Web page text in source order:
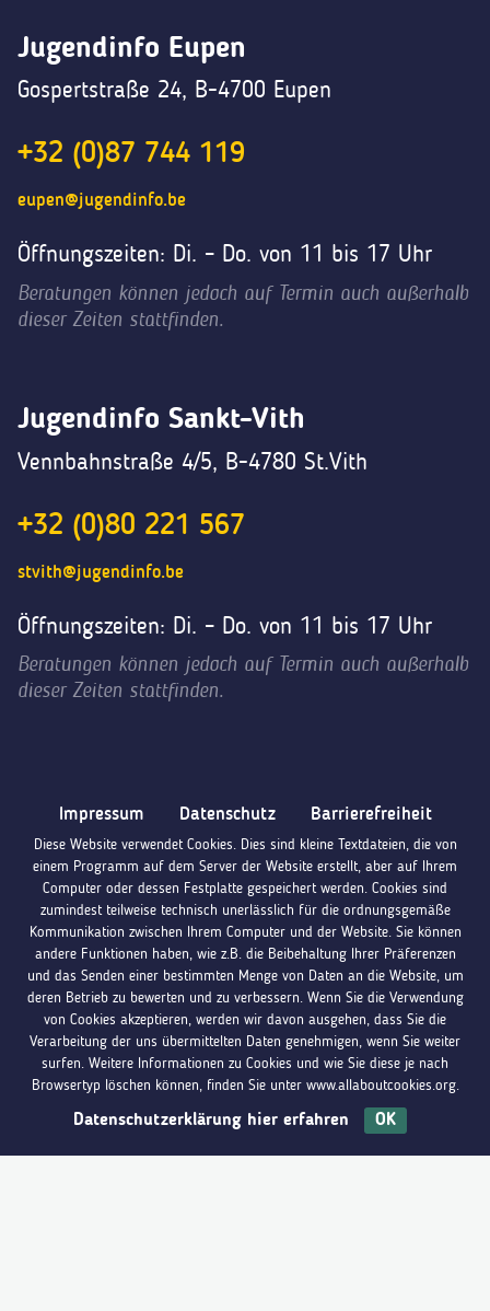
Jugendinfo Eupen
Gospertstraße 24, B-4700 Eupen
+32 (0)87 744 119
eupen@jugendinfo.be
Öffnungszeiten: Di. – Do. von 11 bis 17 Uhr
Beratungen können jedoch auf Termin auch außerhalb
dieser Zeiten stattfinden.
Jugendinfo Sankt-Vith
Vennbahnstraße 4/5, B-4780 St.Vith
+32 (0)80 221 567
stvith@jugendinfo.be
Öffnungszeiten: Di. – Do. von 11 bis 17 Uhr
Beratungen können jedoch auf Termin auch außerhalb
dieser Zeiten stattfinden.
Impressum Datenschutz Barrierefreiheit
Du hast Fragen?Melde dich bei uns
Diese Website verwendet Cookies. Dies sind kleine Textdateien, die von
einem Programm auf dem Server der Website erstellt, aber auf Ihrem
Computer oder dessen Festplatte gespeichert werden. Cookies sind
zumindest teilweise technisch unerlässlich für die ordnungsgemäße
Kommunikation zwischen Ihrem Computer und der Website. Sie können
andere Funktionen haben, wie z.B. die Beibehaltung Ihrer Präferenzen
und das Senden einer bestimmten Menge von Daten an die Website, um
deren Betrieb zu bewerten und zu verbessern. Wenn Sie die Verwendung
von Cookies akzeptieren, werden wir davon ausgehen, dass Sie die
Verarbeitung der uns übermittelten Daten genehmigen, wenn Sie weiter
surfen. Weitere Informationen zu Cookies und wie Sie diese je nach
Browsertyp löschen können, finden Sie unter www.allaboutcookies.org.
Datenschutzerklärung hier erfahren OK